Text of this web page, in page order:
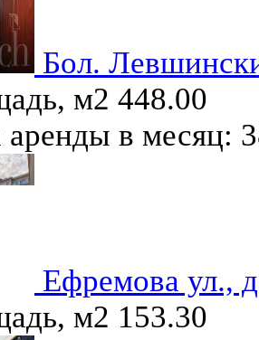
Бол.
м2 448.00
в месяц:
Ефремова ул.,
м2 153.30